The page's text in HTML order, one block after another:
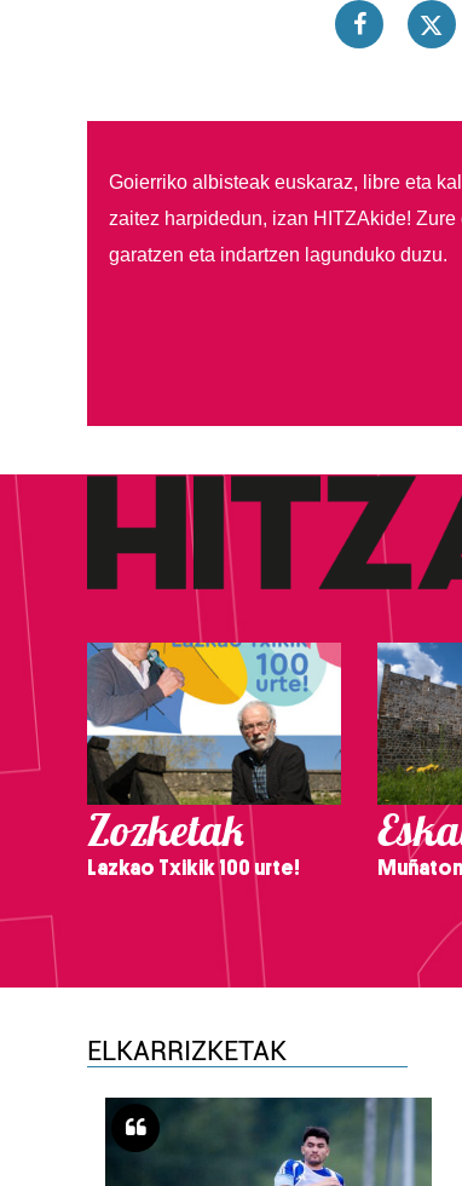
Goierriko albisteak euskaraz, libre eta
zaitez harpidedun, izan HITZAkide! Zure
garatzen eta indartzen lagunduko duzu.
Zozketak
Lazkao Txikik 100 urte!
ELKARRIZKETAK